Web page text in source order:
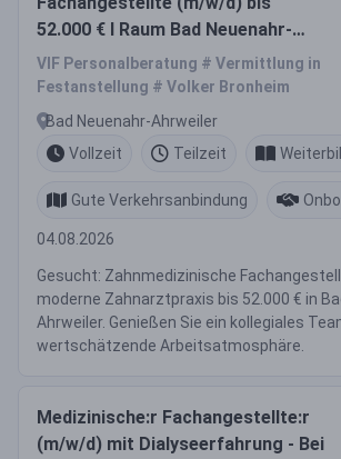
52.000 € I Raum Bad Neuenahr-
Ahrweiler
VIF Personalberatung # Vermittlung in
Festanstellung # Volker Bronheim
Bad Neuenahr-Ahrweiler
Vollzeit
Teilzeit
Gute Verkehrsanbindung
04.08.2026
Gesucht: Zahnmedizinische
moderne Zahnarztpraxis bis 52.000 € in
Ahrweiler. Genießen Sie ein kollegiales
wertschätzende Arbeitsatmosphäre.
Medizinische:r Fachangestellte:r
(m/w/d) mit Dialyseerfahrung - Bei